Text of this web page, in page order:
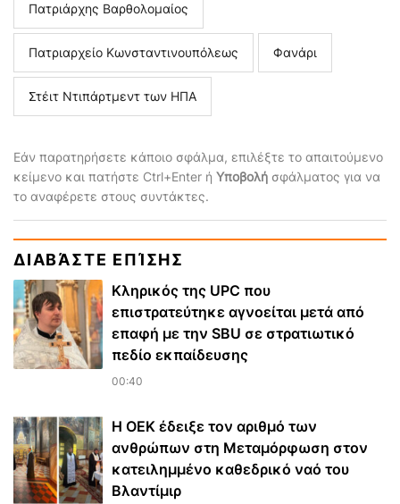
Πατριάρχης Βαρθολομαίος
Πατριαρχείο Κωνσταντινουπόλεως Φανάρι
Στέιτ Ντιπάρτμεντ των ΗΠΑ
Εάν παρατηρήσετε κάποιο σφάλμα, επιλέξτε το απαιτούμενο
κείμενο και πατήστε Ctrl+Enter ή Υποβολή σφάλματος για να
το αναφέρετε στους συντάκτες.
ΔΙΑΒΆΣΤΕ ΕΠΊΣΗΣ
Κληρικός της UPC που
επιστρατεύτηκε αγνοείται μετά από
επαφή με την SBU σε στρατιωτικό
πεδίο εκπαίδευσης
00:40
Η ΟΕΚ έδειξε τον αριθμό των
ανθρώπων στη Μεταμόρφωση στον
κατειλημμένο καθεδρικό ναό του
Βλαντίμιρ